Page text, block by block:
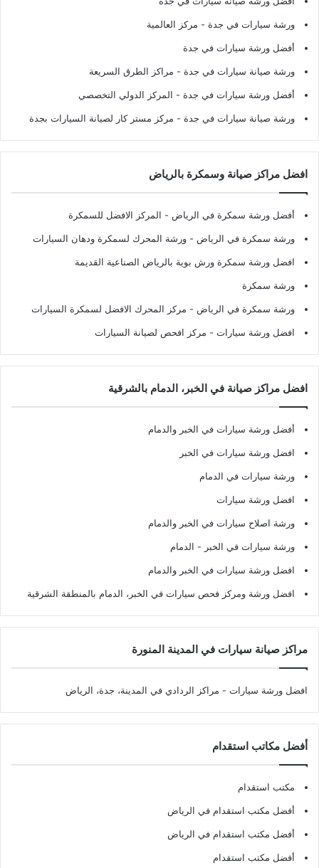
ورشة سيارات في جدة - مركز العالمية
أفضل ورشة سيارات في جدة
ورشة صيانة سيارات في جدة - مراكز الطرق السريعة
أفضل ورشة سيارات في جدة - المركز الدولي التخصصي
ورشة صيانة سيارات في جدة - مركز مستر كار لصيانة السيارات بجدة
افضل مراكز صيانة وسمكرة بالرياض
أفضل ورشة سمكرة في الرياض - المركز الافضل للسمكرة
ورشة سمكرة في الرياض - ورشة المحرك لسمكرة ودهان السيارات
افضل ورشة سمكرة ورش بوية بالرياض الصناعية القديمة
ورشة سمكرة
ورشة سمكرة في الرياض - مركز المحرك الافضل لسمكرة السيارات
افضل ورشة سيارات - مركز افحص لصيانة السيارات
افضل مراكز صيانة في الخبر، الدمام بالشرقية
أفضل ورشة سيارات في الخبر والدمام
افضل ورشة سيارات في الخبر
ورشة سيارات في الدمام
افضل ورشة سيارات
ورشة اصلاح سيارات في الخبر والدمام
ورشة سيارات في الخبر - الدمام
افضل ورشة سيارات في الخبر والدمام
افضل ورشة ومركز فحص سيارات في الخبر، الدمام بالمنطقة الشرقية
مراكز صيانة سيارات في المدينة المنورة
افضل ورشة سيارات - مراكز الردادي في المدينة، جدة، الرياض
أفضل مكاتب استقدام
مكتب استقدام
أفضل مكتب استقدام في الرياض
أفضل مكتب استقدام في الرياض
أفضل مكتب استقدام